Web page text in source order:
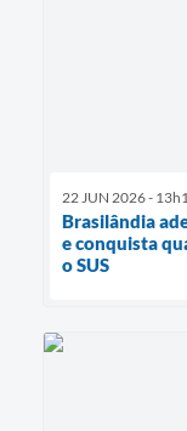
22 JUN 2026 -
Brasilândia
e conquista
o SUS